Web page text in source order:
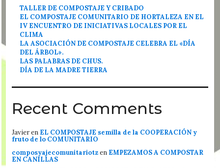
TALLER DE COMPOSTAJE Y CRIBADO
EL COMPOSTAJE COMUNITARIO DE HORTALEZA EN EL
IV ENCUENTRO DE INICIATIVAS LOCALES POR EL
CLIMA
LA ASOCIACIÓN DE COMPOSTAJE CELEBRA EL «DÍA
DEL ÁRBOL».
LAS PALABRAS DE CHUS.
DÍA DE LA MADRE TIERRA
Recent Comments
Javieren EL COMPOSTAJE semilla de la COOPERACIÓN y
fruto de lo COMUNITARIO
composyajecomunitariotzen EMPEZAMOS A COMPOSTAR
EN CANILLAS